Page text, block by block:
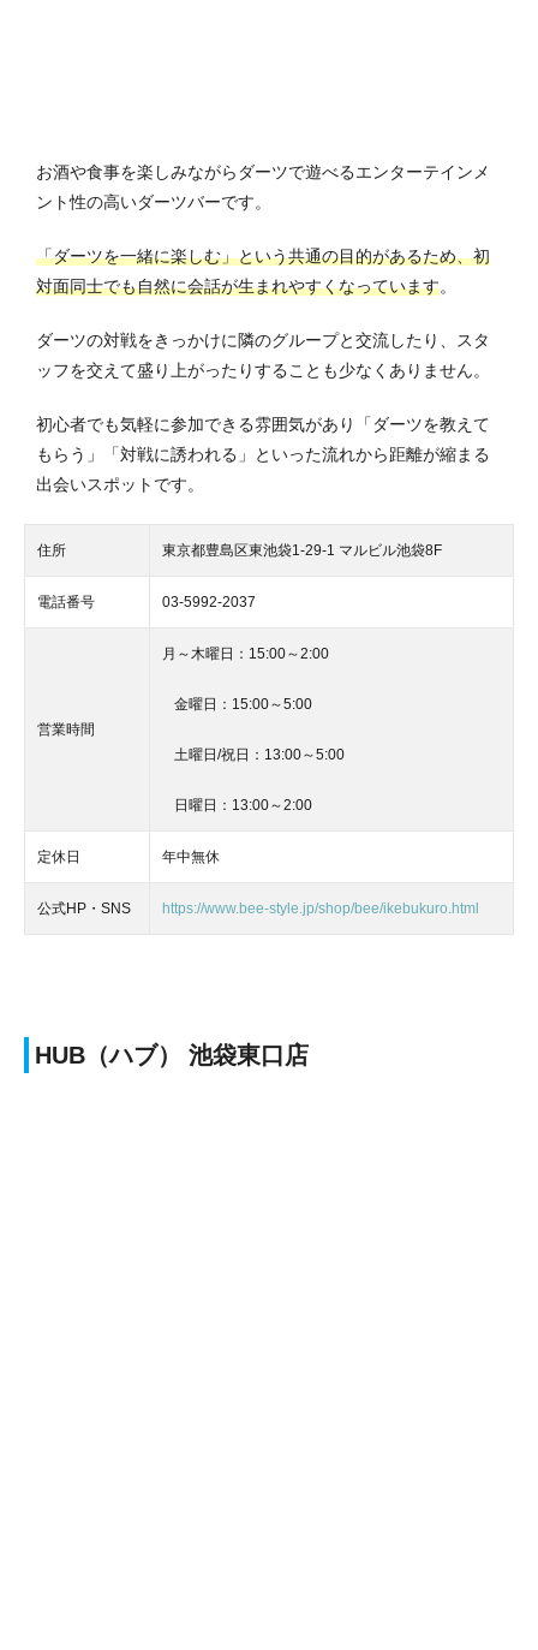
お酒や食事を楽しみながらダーツで遊べるエンターテインメ
ント性の高いダーツバーです。
「ダーツを一緒に楽しむ」という共通の目的があるため、初
対面同士でも自然に会話が生まれやすくなっています。
ダーツの対戦をきっかけに隣のグループと交流したり、スタ
ッフを交えて盛り上がったりすることも少なくありません。
初心者でも気軽に参加できる雰囲気があり「ダーツを教えて
もらう」「対戦に誘われる」といった流れから距離が縮まる
出会いスポットです。
住所 東京都豊島区東池袋1-29-1 マルビル池袋8F
電話番号 03-5992-2037
営業時間
月～木曜日：15:00～2:00
金曜日：15:00～5:00
土曜日/祝日：13:00～5:00
日曜日：13:00～2:00
定休日 年中無休
公式HP・SNS https://www.bee-style.jp/shop/bee/ikebukuro.html
HUB（ハブ） 池袋東口店